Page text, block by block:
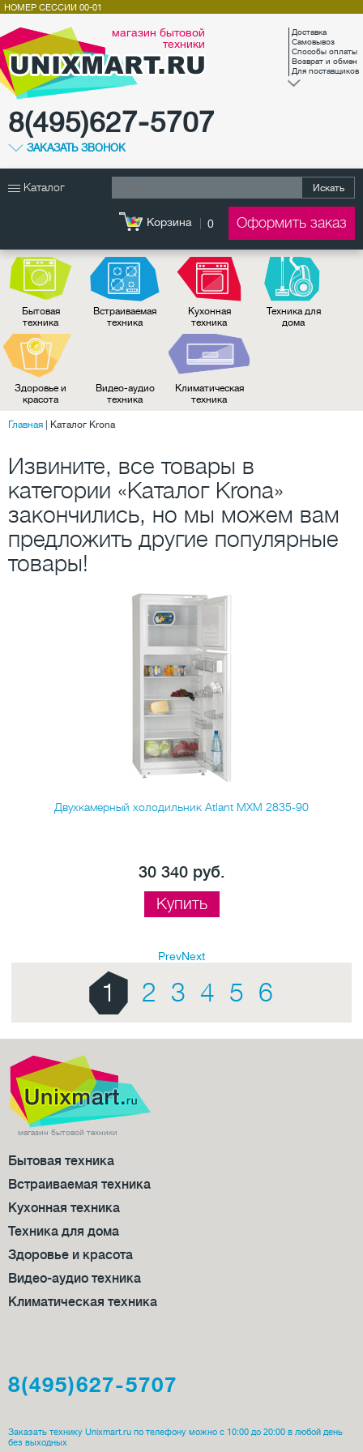
магазин бытовой
техники
8(495)627-5707
ЗАКАЗАТЬ ЗВОНОК
Доставка
Самовывоз
Способы оплаты
Возврат и обмен
Для поставщиков
НОМЕР СЕССИИ 00-01
Каталог Искать
Корзина 0 Оформить заказ
Бытовая
техника
Встраиваемая
техника
Кухонная
техника
Техника для
дома
Здоровье и
красота
Видео-аудио
техника
Климатическая
техника
Главная Каталог Krona
Извините, все товары в
категории «Каталог Krona»
закончились, но мы можем вам
предложить другие популярные
товары!
Двухкамерный холодильник Atlant MXM 2835-90
30 340 руб.
Купить
PrevNext
1 2 3 4 5 6
магазин бытовой техники
Бытовая техника
Встраиваемая техника
Кухонная техника
Техника для дома
Здоровье и красота
Видео-аудио техника
Климатическая техника
8(495)627-5707
Заказать технику Unixmart.ru по телефону можно с 10:00 до 20:00 в любой день
без выходных